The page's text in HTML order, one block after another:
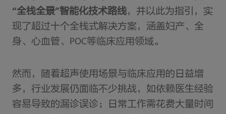
“全栈全景”智能化技术路线，并以此为指引，实
现了超过十个全栈式解决方案，涵盖妇产、全
身、心血管、POC等临床应用领域。
然而，随着超声使用场景与临床应用的日益增
多，行业发展仍面临不少挑战，如依赖医生经验
容易导致的漏诊误诊；日常工作需花费大量时间